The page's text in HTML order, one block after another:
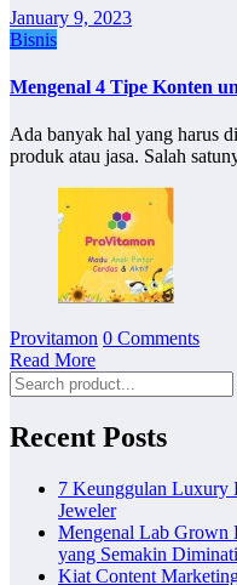
January 9, 2023
Bisnis
Mengenal 4 Tipe Konten
Ada banyak hal yang harus
produk atau jasa. Salah
Provitamon 0 Comments
Read More
Recent Posts
7 Keunggulan
Jeweler
Mengenal Lab Grown
yang Semakin Diminati
Kiat Content